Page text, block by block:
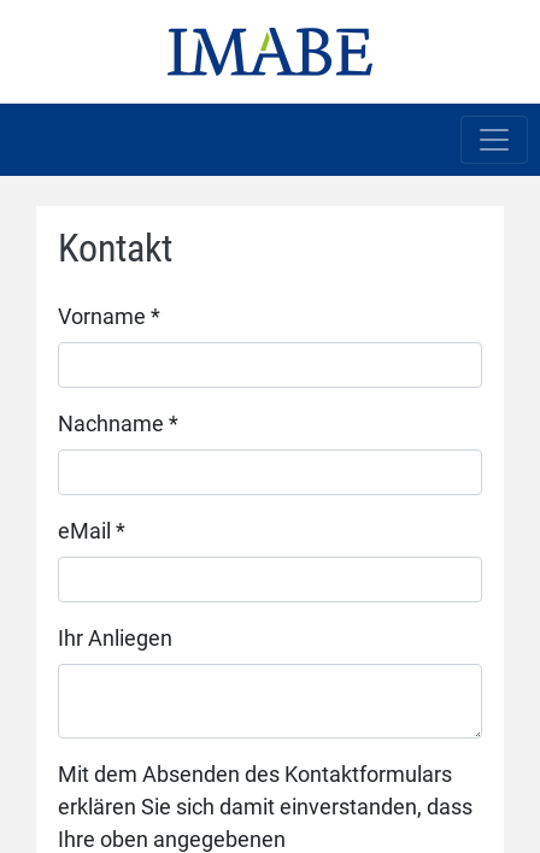
Kontakt
Vorname *
Nachname *
eMail *
Ihr Anliegen
Mit dem Absenden des Kontaktformulars
erklären Sie sich damit einverstanden, dass
Ihre oben angegebenen